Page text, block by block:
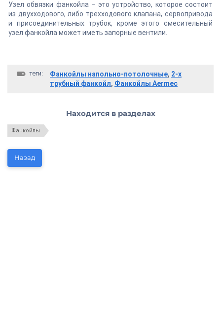
Узел обвязки фанкойла – это устройство, которое состоит
из двухходового, либо трехходового клапана, сервопривода
и присоединительных трубок, кроме этого смесительный
узел фанкойла может иметь запорные вентили.
теги: Фанкойлы напольно-потолочные, 2-х
трубный фанкойл, Фанкойлы Aermec
Находится в разделах
Фанкойлы
Назад